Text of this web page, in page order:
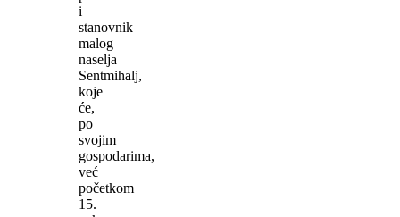
i
stanovnik
malog
naselja
Sentmihalj,
koje
će,
po
svojim
gospodarima,
već
početkom
15.